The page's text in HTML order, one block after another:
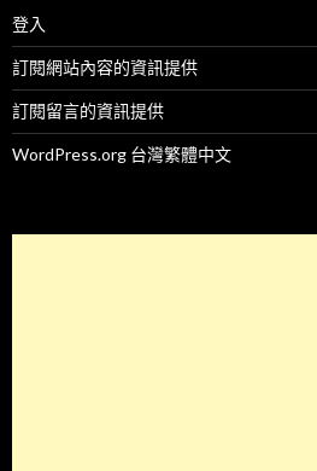
登入
訂閱網站內容的資訊提供
訂閱留言的資訊提供
WordPress.org 台灣繁體中文